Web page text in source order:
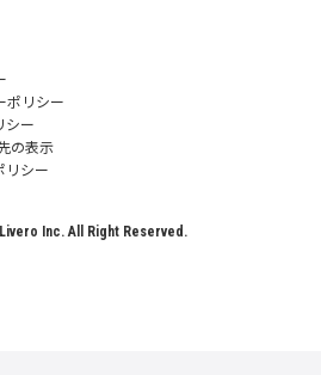
ポリシー
シー
の表示
リシー
Inc. All Right Reserved.